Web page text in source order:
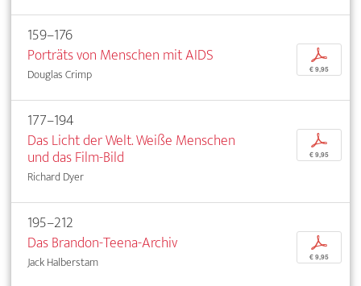
159–176
Porträts von Menschen mit AIDS
Douglas Crimp
p
€ 9,95
177–194
Das Licht der Welt. Weiße Menschen
und das Film-Bild
Richard Dyer
p
€ 9,95
195–212
Das Brandon-Teena-Archiv
Jack Halberstam
p
€ 9,95